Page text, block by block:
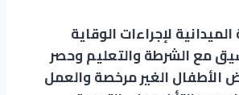
لإجراءات الوقاية
مع الشرطة والتعليم وحصر
الأطفال الغير مرخصة والعمل